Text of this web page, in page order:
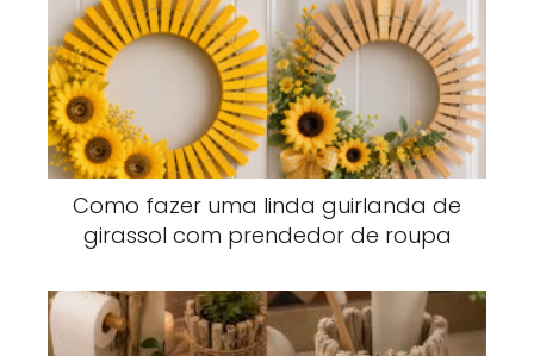
Como fazer uma linda guirlanda de
girassol com prendedor de roupa